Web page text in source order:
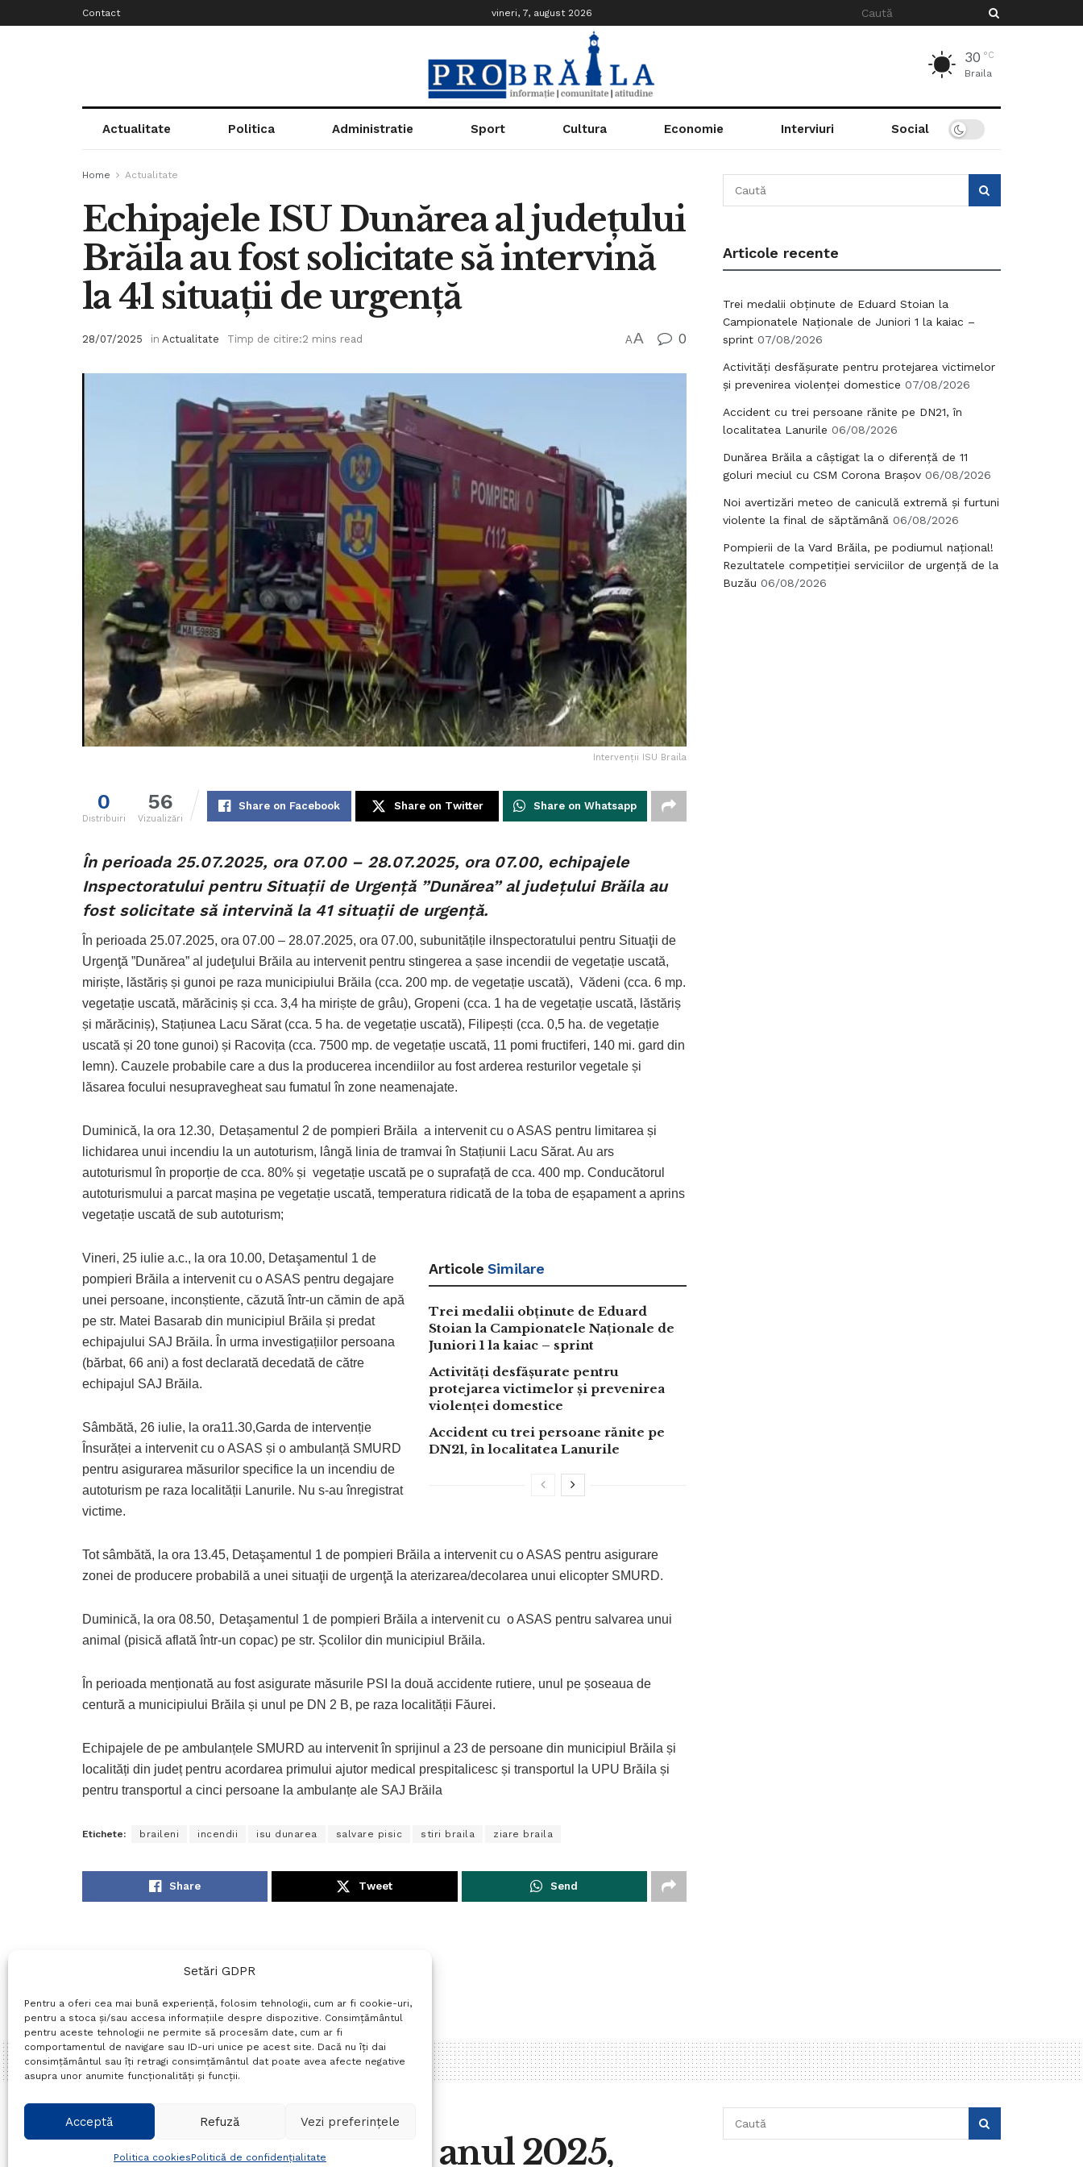
Setări GDPR
Pentru a oferi cea mai bună experiență, folosim tehnologii, cum ar fi cookie-uri,
pentru a stoca și/sau accesa informațiile despre dispozitive. Consimțământul
pentru aceste tehnologii ne permite să procesăm date, cum ar fi
comportamentul de navigare sau ID-uri unice pe acest site. Dacă nu îți dai
consimțământul sau îți retragi consimțământul dat poate avea afecte negative
asupra unor anumite funcționalități și funcții.
Acceptă Refuză Vezi preferințele
Politica cookiesPolitică de confidențialitate
Contact vineri, 7, august 2026
30 °C
Braila
Actualitate Politica Administratie Sport Cultura Economie Interviuri Social
Home Actualitate
Echipajele ISU Dunărea al judeţului
Brăila au fost solicitate să intervină
la 41 situații de urgență
28/07/2025 in Actualitate Timp de citire:2 mins read AA 0
Intervenții ISU Braila
0
Distribuiri
56
Vizualizări
Share on Facebook Share on Twitter Share on Whatsapp
În perioada 25.07.2025, ora 07.00 – 28.07.2025, ora 07.00, echipajele
Inspectoratului pentru Situaţii de Urgenţă ”Dunărea” al judeţului Brăila au
fost solicitate să intervină la 41 situații de urgență.
În perioada 25.07.2025, ora 07.00 – 28.07.2025, ora 07.00, subunitățile iInspectoratului pentru Situaţii de
Urgenţă ”Dunărea” al judeţului Brăila au intervenit pentru stingerea a șase incendii de vegetație uscată,
miriște, lăstăriș și gunoi pe raza municipiului Brăila (cca. 200 mp. de vegetație uscată), Vădeni (cca. 6 mp.
vegetație uscată, mărăciniș și cca. 3,4 ha miriște de grâu), Gropeni (cca. 1 ha de vegetație uscată, lăstăriș
și mărăciniș), Stațiunea Lacu Sărat (cca. 5 ha. de vegetație uscată), Filipești (cca. 0,5 ha. de vegetație
uscată și 20 tone gunoi) și Racovița (cca. 7500 mp. de vegetație uscată, 11 pomi fructiferi, 140 mi. gard din
lemn). Cauzele probabile care a dus la producerea incendiilor au fost arderea resturilor vegetale și
lăsarea focului nesupravegheat sau fumatul în zone neamenajate.
Duminică, la ora 12.30, Detașamentul 2 de pompieri Brăila a intervenit cu o ASAS pentru limitarea și
lichidarea unui incendiu la un autoturism, lângă linia de tramvai în Stațiunii Lacu Sărat. Au ars
autoturismul în proporție de cca. 80% și vegetație uscată pe o suprafață de cca. 400 mp. Conducătorul
autoturismului a parcat mașina pe vegetație uscată, temperatura ridicată de la toba de eșapament a aprins
vegetație uscată de sub autoturism;
Articole Similare
Trei medalii obținute de Eduard
Stoian la Campionatele Naționale de
Juniori 1 la kaiac – sprint
Activități desfășurate pentru
protejarea victimelor și prevenirea
violenței domestice
Accident cu trei persoane rănite pe
DN21, în localitatea Lanurile
Vineri, 25 iulie a.c., la ora 10.00, Detaşamentul 1 de
pompieri Brăila a intervenit cu o ASAS pentru degajare
unei persoane, inconștiente, căzută într-un cămin de apă
pe str. Matei Basarab din municipiul Brăila și predat
echipajului SAJ Brăila. În urma investigațiilor persoana
(bărbat, 66 ani) a fost declarată decedată de către
echipajul SAJ Brăila.
Sâmbătă, 26 iulie, la ora11.30,Garda de intervenție
Însurăței a intervenit cu o ASAS și o ambulanță SMURD
pentru asigurarea măsurilor specifice la un incendiu de
autoturism pe raza localității Lanurile. Nu s-au înregistrat
victime.
Tot sâmbătă, la ora 13.45, Detaşamentul 1 de pompieri Brăila a intervenit cu o ASAS pentru asigurare
zonei de producere probabilă a unei situaţii de urgenţă la aterizarea/decolarea unui elicopter SMURD.
Duminică, la ora 08.50, Detaşamentul 1 de pompieri Brăila a intervenit cu o ASAS pentru salvarea unui
animal (pisică aflată într-un copac) pe str. Școlilor din municipiul Brăila.
În perioada menționată au fost asigurate măsurile PSI la două accidente rutiere, unul pe șoseaua de
centură a municipiului Brăila și unul pe DN 2 B, pe raza localității Făurei.
Echipajele de pe ambulanțele SMURD au intervenit în sprijinul a 23 de persoane din municipiul Brăila și
localități din județ pentru acordarea primului ajutor medical prespitalicesc și transportul la UPU Brăila și
pentru transportul a cinci persoane la ambulanțe ale SAJ Brăila
Etichete: braileni incendii isu dunarea salvare pisic stiri braila ziare braila
Share Tweet Send
Articole recente
Trei medalii obținute de Eduard Stoian la
Campionatele Naționale de Juniori 1 la kaiac –
sprint 07/08/2026
Activități desfășurate pentru protejarea victimelor
și prevenirea violenței domestice 07/08/2026
Accident cu trei persoane rănite pe DN21, în
localitatea Lanurile 06/08/2026
Dunărea Brăila a câștigat la o diferență de 11
goluri meciul cu CSM Corona Brașov 06/08/2026
Noi avertizări meteo de caniculă extremă și furtuni
violente la final de săptămână 06/08/2026
Pompierii de la Vard Brăila, pe podiumul național!
Rezultatele competiției serviciilor de urgență de la
Buzău 06/08/2026
Actualitate
În primele 6 luni din anul 2025,